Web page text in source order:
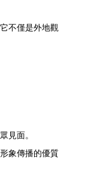
不僅是外地觀
見面。
象傳播的優質